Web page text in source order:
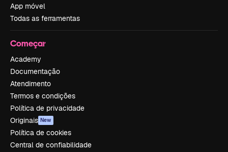
App móvel
Todas as ferramentas
Começar
Academy
Documentação
Atendimento
Termos e condições
Política de privacidade
Originais New
Política de cookies
Central de confiabilidade